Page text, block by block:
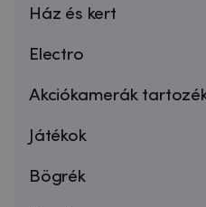
Ház és kert
Electro
Akciókamerák
Játékok
Bögrék